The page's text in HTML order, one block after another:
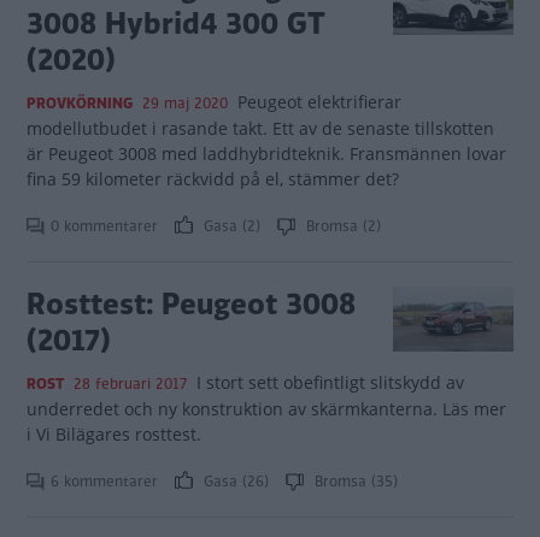
3008 Hybrid4 300 GT
(2020)
PROVKÖRNING 29 maj 2020 Peugeot elektrifierar
modellutbudet i rasande takt. Ett av de senaste tillskotten
är Peugeot 3008 med laddhybridteknik. Fransmännen lovar
fina 59 kilometer räckvidd på el, stämmer det?
0 kommentarer Gasa (2) Bromsa (2)
Rosttest: Peugeot 3008
(2017)
ROST 28 februari 2017 I stort sett obefintligt slitskydd av
underredet och ny konstruktion av skärmkanterna. Läs mer
i Vi Bilägares rosttest.
6 kommentarer Gasa (26) Bromsa (35)